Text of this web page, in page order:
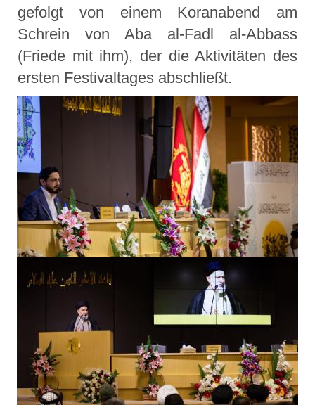
gefolgt von einem Koranabend am
Schrein von Aba al-Fadl al-Abbass
(Friede mit ihm), der die Aktivitäten des
ersten Festivaltages abschließt.